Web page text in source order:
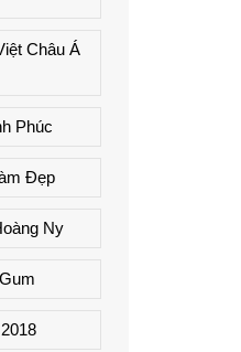
Châu Á
Phúc
Đẹp
Ny